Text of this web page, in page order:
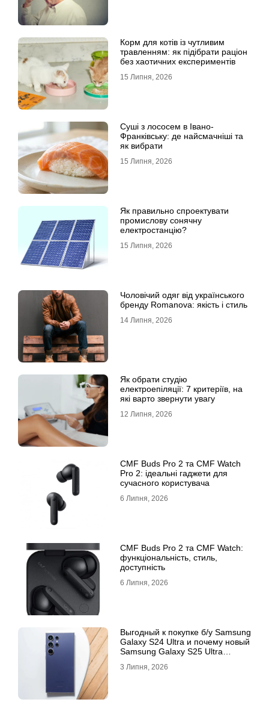
Корм для котів із чутливим
травленням: як підібрати раціон
без хаотичних експериментів
15 Липня, 2026
Суші з лососем в Івано-
Франківську: де найсмачніші та
як вибрати
15 Липня, 2026
Як правильно спроектувати
промислову сонячну
електростанцію?
15 Липня, 2026
Чоловічий одяг від українського
бренду Romanova: якість і стиль
14 Липня, 2026
Як обрати студію
електроепіляції: 7 критеріїв, на
які варто звернути увагу
12 Липня, 2026
CMF Buds Pro 2 та CMF Watch
Pro 2: ідеальні гаджети для
сучасного користувача
6 Липня, 2026
CMF Buds Pro 2 та CMF Watch:
функціональність, стиль,
доступність
6 Липня, 2026
Выгодный к покупке б/у Samsung
Galaxy S24 Ultra и почему новый
Samsung Galaxy S25 Ultra
3 Липня, 2026